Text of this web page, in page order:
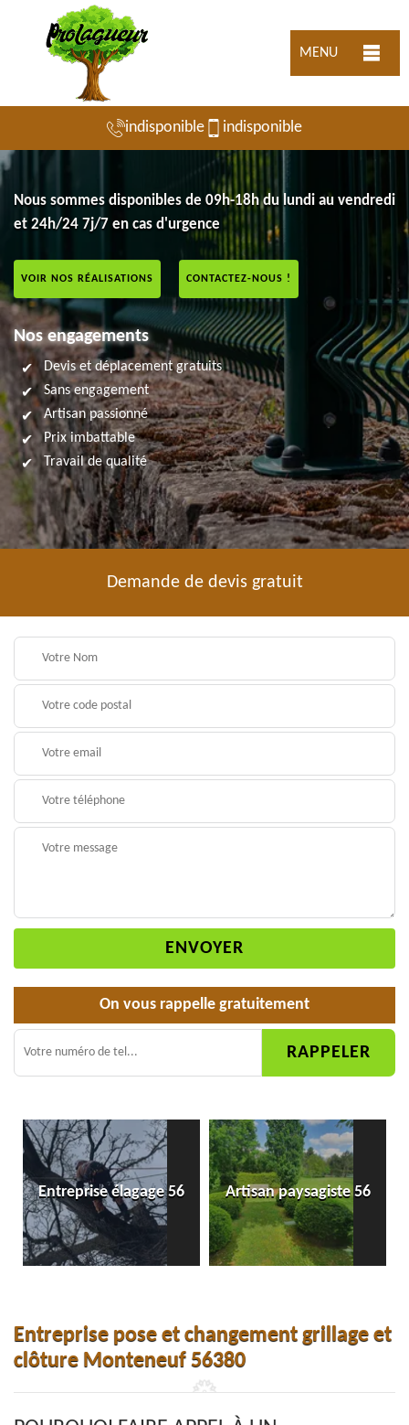
MENU
indisponible indisponible
Nous sommes disponibles de 09h-18h du lundi au vendredi
et 24h/24 7j/7 en cas d'urgence
VOIR NOS RÉALISATIONS CONTACTEZ-NOUS !
Nos engagements
Devis et déplacement gratuits
Sans engagement
Artisan passionné
Prix imbattable
Travail de qualité
Demande de devis gratuit
On vous rappelle gratuitement
Entreprise élagage 56 Artisan paysagiste 56
Entreprise pose et changement grillage et
clôture Monteneuf 56380